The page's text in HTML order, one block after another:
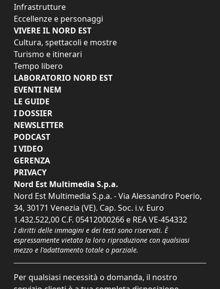
Infrastrutture
Eccellenze e personaggi
VIVERE IL NORD EST
Cultura, spettacoli e mostre
Turismo e itinerari
Tempo libero
LABORATORIO NORD EST
EVENTI NEM
LE GUIDE
I DOSSIER
NEWSLETTER
PODCAST
I VIDEO
GERENZA
PRIVACY
Nord Est Multimedia S.p.a.
Nord Est Multimedia S.p.a. - Via Alessandro Poerio,
34, 30171 Venezia (VE). Cap. Soc. i.v. Euro
1.432.522,00 C.F. 05412000266 e REA VE-454332
I diritti delle immagini e dei testi sono riservati. È
espressamente vietata la loro riproduzione con qualsiasi
mezzo e l'adattamento totale o parziale.
Per qualsiasi necessità o domanda, il nostro